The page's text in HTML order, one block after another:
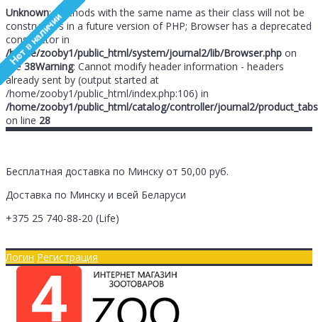
Unknown: Methods with the same name as their class will not be
constructors in a future version of PHP; Browser has a deprecated
constructor in
/home/zooby1/public_html/system/journal2/lib/Browser.php on
line38Warning: Cannot modify header information - headers
already sent by (output started at
/home/zooby1/public_html/index.php:106) in
/home/zooby1/public_html/catalog/controller/journal2/
on line 28
Бесплатная доставка по Минску от 50,00 руб.
Доставка по Минску и всей Беларуси
+375 25 740-88-20 (Life)
Логин Регистрация